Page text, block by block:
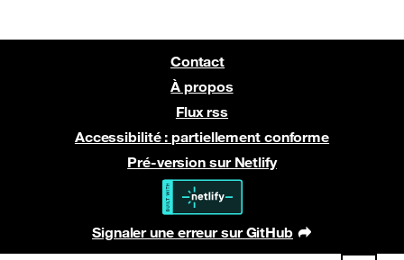
Contact
À propos
Flux rss
Accessibilité : partiellement conforme
Pré-version sur Netlify
Signaler une erreur sur GitHub
(nouvelle fenêtre)